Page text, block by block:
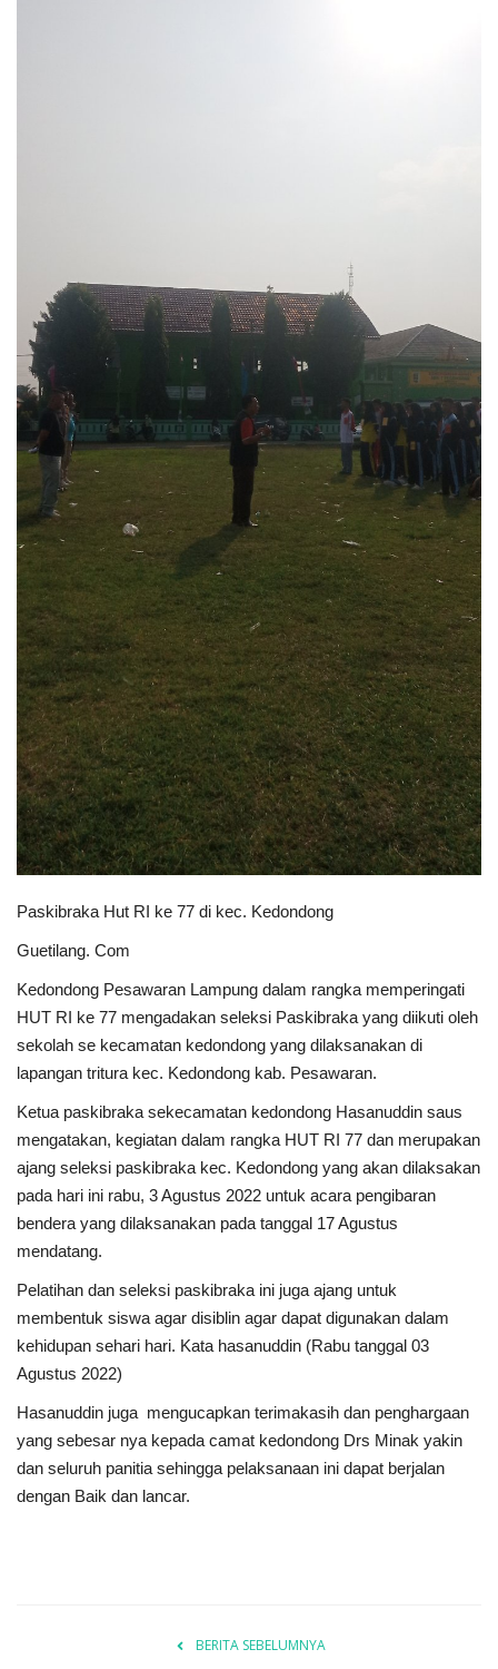
Ekonomi
Pendidikan
Informasi Journalism
Olahraga
Kesehatan
Layanan Publik
Perempuan/Anak
Paskibraka Hut RI ke 77 di kec. Kedondong
Guetilang. Com
Kedondong Pesawaran Lampung dalam rangka memperingati
HUT RI ke 77 mengadakan seleksi Paskibraka yang diikuti oleh
sekolah se kecamatan kedondong yang dilaksanakan di
lapangan tritura kec. Kedondong kab. Pesawaran.
Ketua paskibraka sekecamatan kedondong Hasanuddin saus
mengatakan, kegiatan dalam rangka HUT RI 77 dan merupakan
ajang seleksi paskibraka kec. Kedondong yang akan dilaksakan
pada hari ini rabu, 3 Agustus 2022 untuk acara pengibaran
bendera yang dilaksanakan pada tanggal 17 Agustus
mendatang.
Pelatihan dan seleksi paskibraka ini juga ajang untuk
membentuk siswa agar disiblin agar dapat digunakan dalam
kehidupan sehari hari. Kata hasanuddin (Rabu tanggal 03
Agustus 2022)
Hasanuddin juga mengucapkan terimakasih dan penghargaan
yang sebesar nya kepada camat kedondong Drs Minak yakin
dan seluruh panitia sehingga pelaksanaan ini dapat berjalan
dengan Baik dan lancar.
BERITA SEBELUMNYA